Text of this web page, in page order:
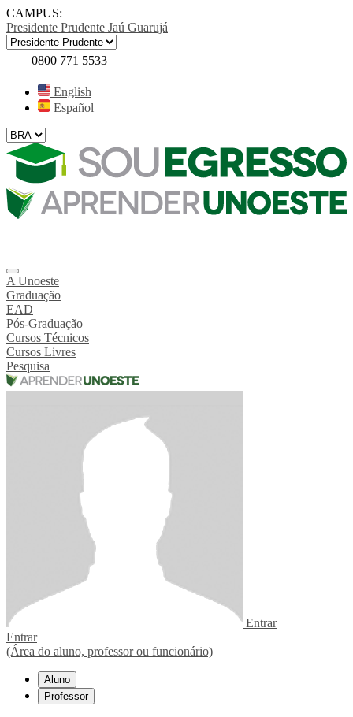
CAMPUS:
Presidente Prudente Jaú Guarujá
0800 771 5533
English
Español
A Unoeste
Graduação
EAD
Pós-Graduação
Cursos Técnicos
Cursos Livres
Pesquisa
Entrar
Entrar
(Área do aluno, professor ou funcionário)
Aluno
Professor